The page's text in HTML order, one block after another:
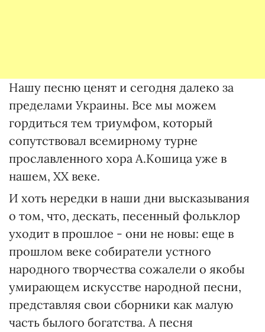
Нашу песню ценят и сегодня далеко за
пределами Украины. Все мы можем
гордиться тем триумфом, который
сопутствовал всемирному турне
прославленного хора А.Кошица уже в
нашем, ХХ веке.
И хоть нередки в наши дни высказывания
о том, что, дескать, песенный фольклор
уходит в прошлое - они не новы: еще в
прошлом веке собиратели устного
народного творчества сожалели о якобы
умирающем искусстве народной песни,
представляя свои сборники как малую
часть былого богатства. А песня